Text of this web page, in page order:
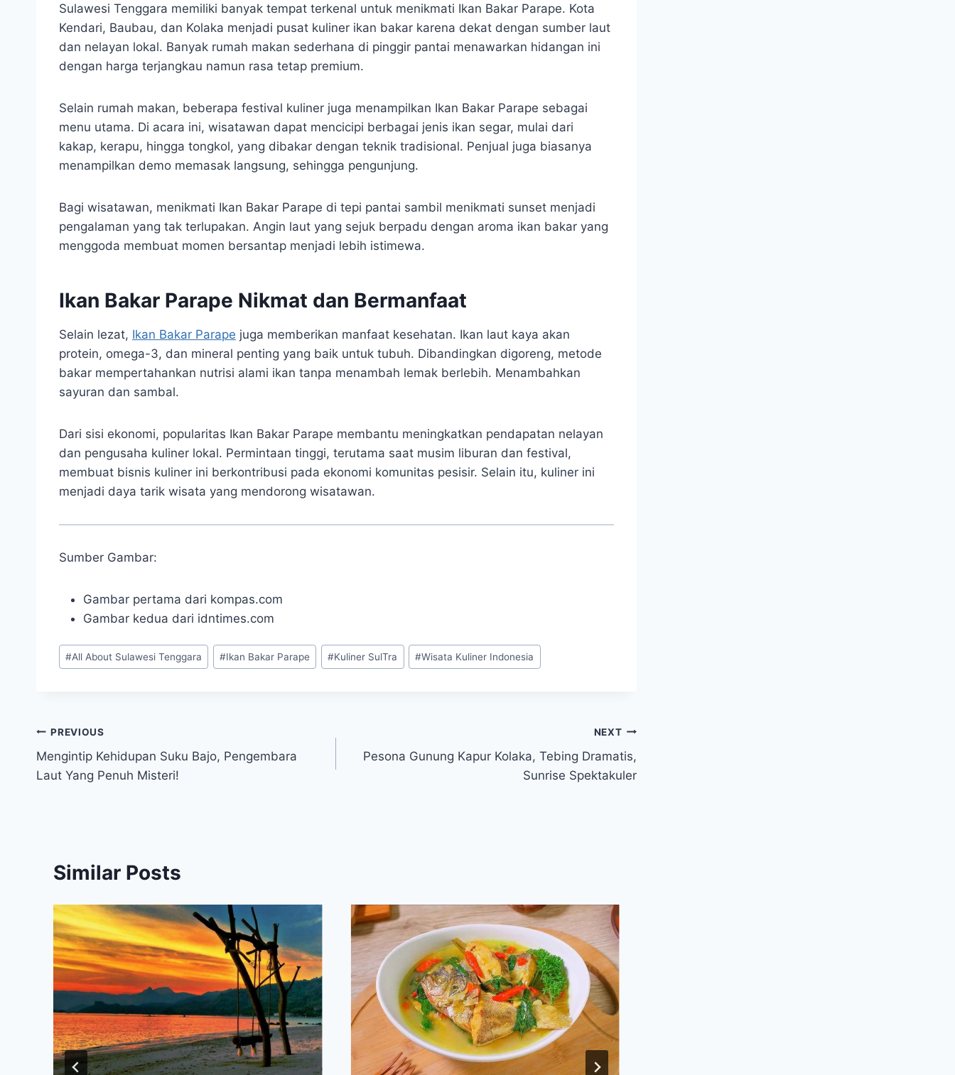
Sulawesi Tenggara memiliki banyak tempat terkenal untuk menikmati Ikan Bakar Parape. Kota
Kendari, Baubau, dan Kolaka menjadi pusat kuliner ikan bakar karena dekat dengan sumber laut
dan nelayan lokal. Banyak rumah makan sederhana di pinggir pantai menawarkan hidangan ini
dengan harga terjangkau namun rasa tetap premium.
Selain rumah makan, beberapa festival kuliner juga menampilkan Ikan Bakar Parape sebagai
menu utama. Di acara ini, wisatawan dapat mencicipi berbagai jenis ikan segar, mulai dari
kakap, kerapu, hingga tongkol, yang dibakar dengan teknik tradisional. Penjual juga biasanya
menampilkan demo memasak langsung, sehingga pengunjung.
Bagi wisatawan, menikmati Ikan Bakar Parape di tepi pantai sambil menikmati sunset menjadi
pengalaman yang tak terlupakan. Angin laut yang sejuk berpadu dengan aroma ikan bakar yang
menggoda membuat momen bersantap menjadi lebih istimewa.
Ikan Bakar Parape Nikmat dan Bermanfaat
Selain lezat, Ikan Bakar Parape juga memberikan manfaat kesehatan. Ikan laut kaya akan
protein, omega-3, dan mineral penting yang baik untuk tubuh. Dibandingkan digoreng, metode
bakar mempertahankan nutrisi alami ikan tanpa menambah lemak berlebih. Menambahkan
sayuran dan sambal.
Dari sisi ekonomi, popularitas Ikan Bakar Parape membantu meningkatkan pendapatan nelayan
dan pengusaha kuliner lokal. Permintaan tinggi, terutama saat musim liburan dan festival,
membuat bisnis kuliner ini berkontribusi pada ekonomi komunitas pesisir. Selain itu, kuliner ini
menjadi daya tarik wisata yang mendorong wisatawan.
Sumber Gambar:
Gambar pertama dari kompas.com
Gambar kedua dari idntimes.com
Post
Tags:
#All About Sulawesi Tenggara #Ikan Bakar Parape #Kuliner SulTra #Wisata Kuliner Indonesia
Post
navigation
PREVIOUS
Mengintip Kehidupan Suku Bajo, Pengembara
Laut Yang Penuh Misteri!
NEXT
Pesona Gunung Kapur Kolaka, Tebing Dramatis,
Sunrise Spektakuler
Similar Posts